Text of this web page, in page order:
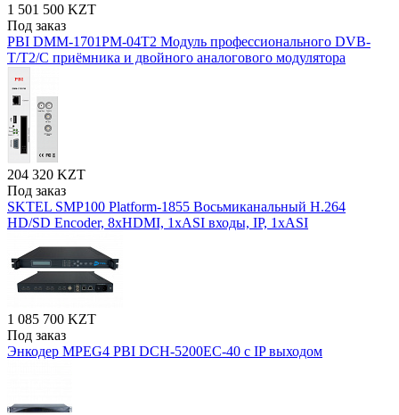
1 501 500 KZT
Под заказ
PBI DMM-1701PM-04T2 Модуль профессионального DVB-
T/T2/C приёмника и двойного аналогового модулятора
204 320 KZT
Под заказ
SKTEL SMP100 Platform-1855 Восьмиканальный H.264
HD/SD Encoder, 8xHDMI, 1xASI входы, IP, 1xASI
1 085 700 KZT
Под заказ
Энкодер MPEG4 PBI DCH-5200EC-40 с IP выходом